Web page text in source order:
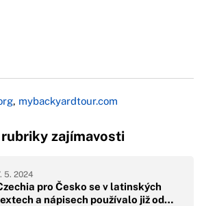
, mybackyardtour.com
zajímavosti
pro Česko se v latinských
a nápisech používalo již od…
5. 2024